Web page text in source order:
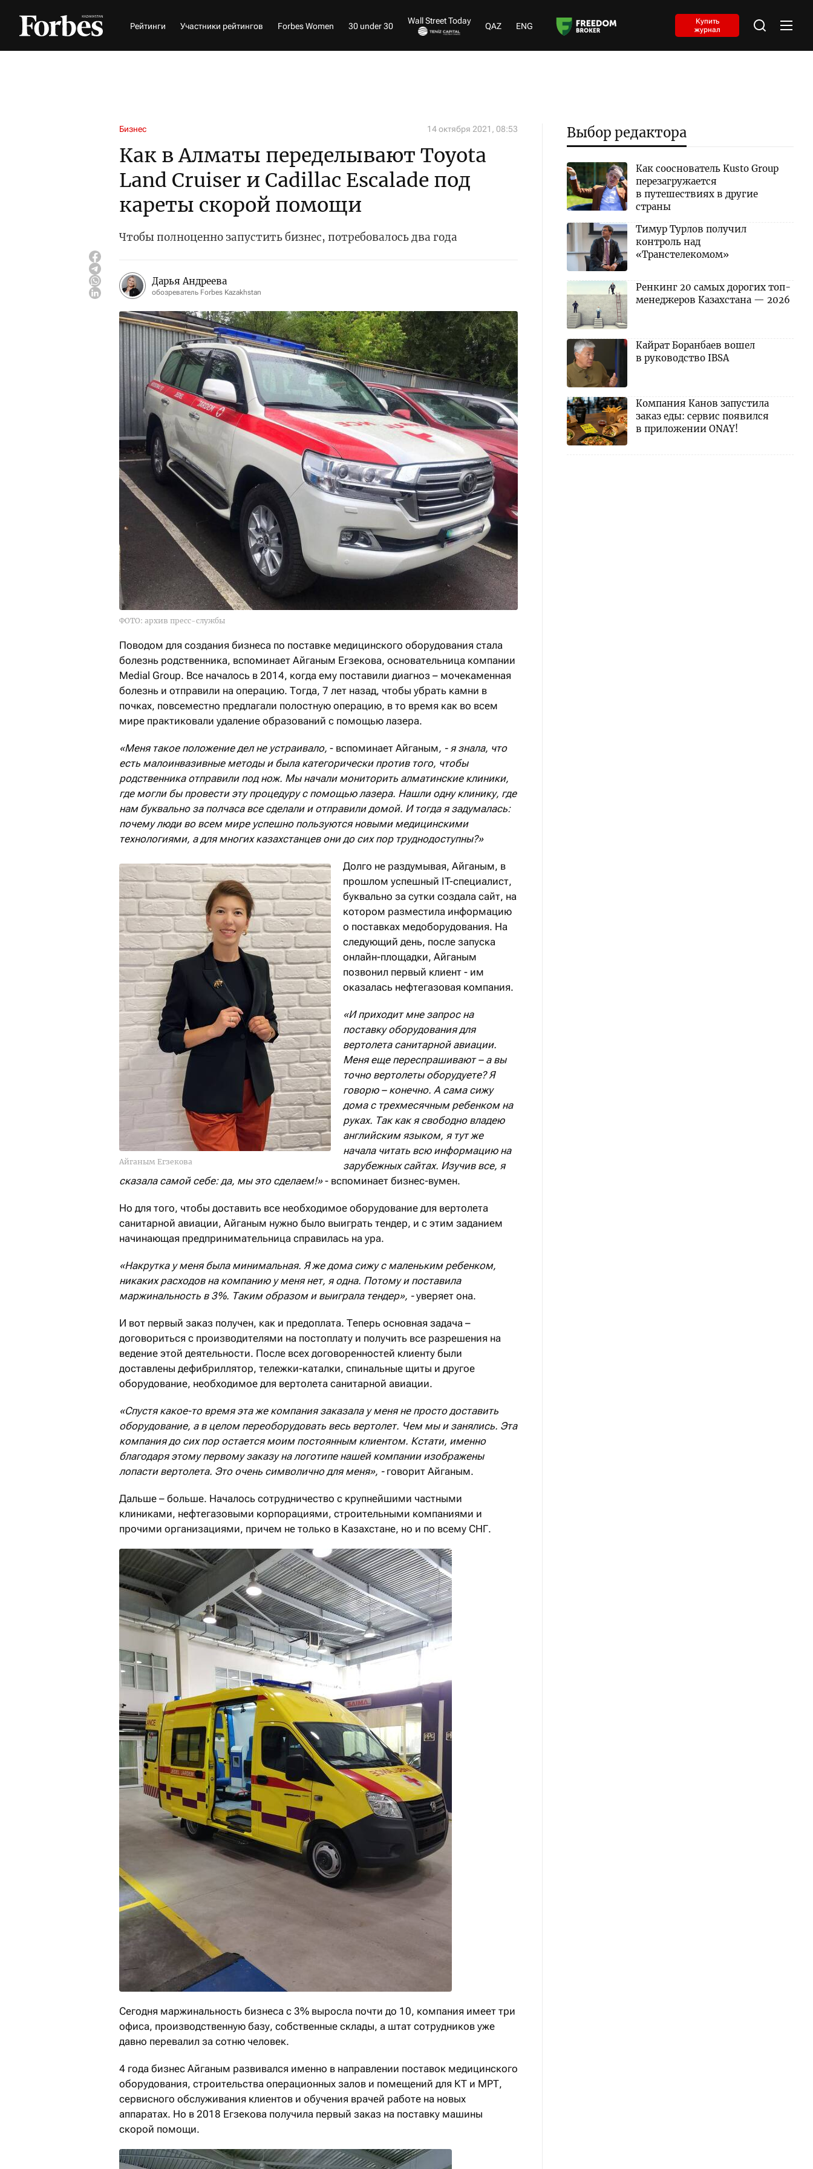
Рейтинги Участники рейтингов Forbes Women 30 under 30
Wall Street Today
QAZ ENG
Купить
журнал
Бизнес 14 октября 2021, 08:53
Как в Алматы переделывают Toyota
Land Cruiser и Cadillac Escalade под
кареты скорой помощи
Чтобы полноценно запустить бизнес, потребовалось два года
Дарья Андреева
обозреватель Forbes Kazakhstan
ФОТО: архив пресс-службы
Поводом для создания бизнеса по поставке медицинского оборудования стала
болезнь родственника, вспоминает Айганым Егзекова, основательница компании
Medial Group. Все началось в 2014, когда ему поставили диагноз – мочекаменная
болезнь и отправили на операцию. Тогда, 7 лет назад, чтобы убрать камни в
почках, повсеместно предлагали полостную операцию, в то время как во всем
мире практиковали удаление образований с помощью лазера.
«Меня такое положение дел не устраивало, - вспоминает Айганым, - я знала, что
есть малоинвазивные методы и была категорически против того, чтобы
родственника отправили под нож. Мы начали мониторить алматинские клиники,
где могли бы провести эту процедуру с помощью лазера. Нашли одну клинику, где
нам буквально за полчаса все сделали и отправили домой. И тогда я задумалась:
почему люди во всем мире успешно пользуются новыми медицинскими
технологиями, а длямногихказахстанцев они до сих пор труднодоступны?»
Айганым Егзекова
Долго не раздумывая, Айганым, в
прошлом успешный IT-специалист,
буквально за сутки создала сайт, на
котором разместила информацию
о поставках медоборудования. На
следующий день, после запуска
онлайн-площадки, Айганым
позвонил первый клиент - им
оказалась нефтегазовая компания.
«И приходит мне запрос на
поставку оборудования для
вертолета санитарной авиации.
Меня еще переспрашивают – а вы
точно вертолеты оборудуете? Я
говорю – конечно. А сама сижу
дома с трехмесячным ребенком на
руках. Так как я свободно владею
английским языком, я тут же
начала читать всю информацию на
зарубежных сайтах. Изучив все, я
сказала самой себе: да, мы это сделаем!»- вспоминает бизнес-вумен.
Но для того, чтобы доставить все необходимое оборудование для вертолета
санитарной авиации, Айганым нужно было выиграть тендер, и с этим заданием
начинающая предпринимательница справилась на ура.
«Накрутка у меня была минимальная. Я же дома сижу с маленьким ребенком,
никаких расходов на компанию у меня нет, я одна. Потому и поставила
маржинальность в 3%. Таким образом и выиграла тендер», -уверяет она.
И вот первый заказ получен, как и предоплата. Теперь основная задача –
договориться с производителями на постоплату и получить все разрешения на
ведение этой деятельности. После всех договоренностей клиенту были
доставлены дефибриллятор, тележки-каталки, спинальные щиты и другое
оборудование, необходимое для вертолета санитарной авиации.
«Спустя какое-то время эта же компания заказала у меня не просто доставить
оборудование, а в целом переоборудовать весь вертолет. Чем мы и занялись. Эта
компаниядо сих пор остается моим постоянным клиентом. Кстати, именно
благодаря этому первому заказу на логотипе нашей компании изображены
лопасти вертолета. Это очень символично для меня», - говорит Айганым.
Дальше – больше. Началось сотрудничество с крупнейшими частными
клиниками, нефтегазовыми корпорациями, строительными компаниями и
прочими организациями, причем не только в Казахстане, но и по всему СНГ.
Сегодня маржинальность бизнеса с 3% выросла почти до 10, компания имеет три
офиса, производственную базу, собственные склады, а штат сотрудников уже
давно перевалил за сотню человек.
4 года бизнес Айганым развивался именно в направлении поставок медицинского
оборудования, строительства операционных залов и помещений для КТ и МРТ,
сервисного обслуживания клиентов и обучения врачей работе на новых
аппаратах. Но в 2018 Егзекова получила первый заказ на поставку машины
скорой помощи.
Выбор редактора
Как сооснователь Kusto Group
перезагружается
в путешествиях в другие
страны
Тимур Турлов получил
контроль над
«Транстелекомом»
Ренкинг 20 самых дорогих топ-
менеджеров Казахстана — 2026
Кайрат Боранбаев вошел
в руководство IBSA
Компания Канов запустила
заказ еды: сервис появился
в приложении ONAY!